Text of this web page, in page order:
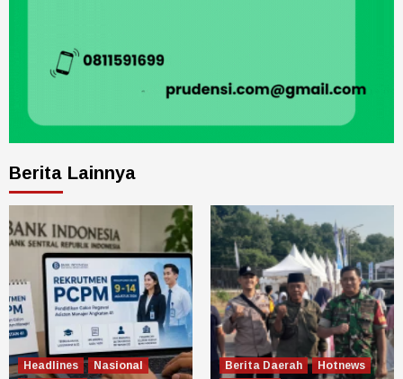
Berita Lainnya
Headlines
Nasional
Berita Daerah
Hotnews